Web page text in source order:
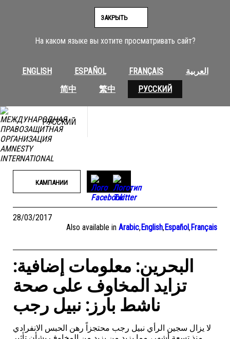
На каком языке вы хотите просматривать сайт?
ENGLISH ESPAÑOL FRANÇAIS
العربية
简中
繁中 РУССКИЙ
ЗАКРЫТЬ
РУССКИЙ
КАМПАНИИ
28/03/2017
Also available in Arabic,English,Español,Français
البحرين: معلومات إضافية:
تزايد المخاوف على صحة
ناشط بارز: نبيل رجب
لا يزال سجين الرأي نبيل رجب محتجزاً رهن الحبس الانفرادي